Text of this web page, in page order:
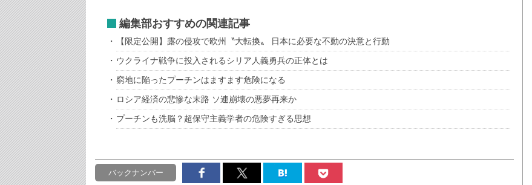
編集部おすすめの関連記事
【限定公開】露の侵攻で欧州〝大転換〟 日本に必要な不動の決意と行動
ウクライナ戦争に投入されるシリア人義勇兵の正体とは
窮地に陥ったプーチンはますます危険になる
ロシア経済の悲惨な末路 ソ連崩壊の悪夢再来か
プーチンも洗脳？超保守主義学者の危険すぎる思想
バックナンバー